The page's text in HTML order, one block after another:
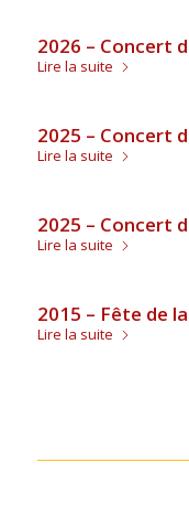
2026 – Concert
Lire la suite
2025 – Concert
Lire la suite
2025 – Concert
Lire la suite
2015 – Fête de
Lire la suite